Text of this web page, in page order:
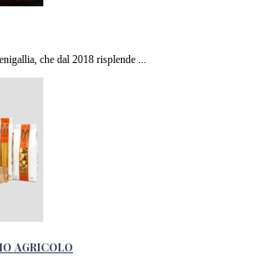
che dal 2018 risplende ...
AGRICOLO